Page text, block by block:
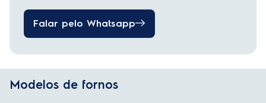
Falar pelo Whatsapp
Modelos de fornos